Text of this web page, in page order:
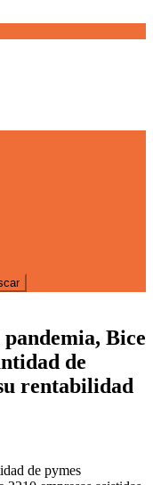
Bice
de
rentabilidad
de pymes